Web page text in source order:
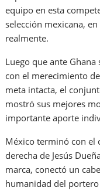
equipo en esta
selección mexicana,
realmente.
Luego que ante
con el merecimiento
meta intacta, el
mostró sus mejores
importante aporte
México terminó con el
derecha de Jesús
marca, conectó un
humanidad del